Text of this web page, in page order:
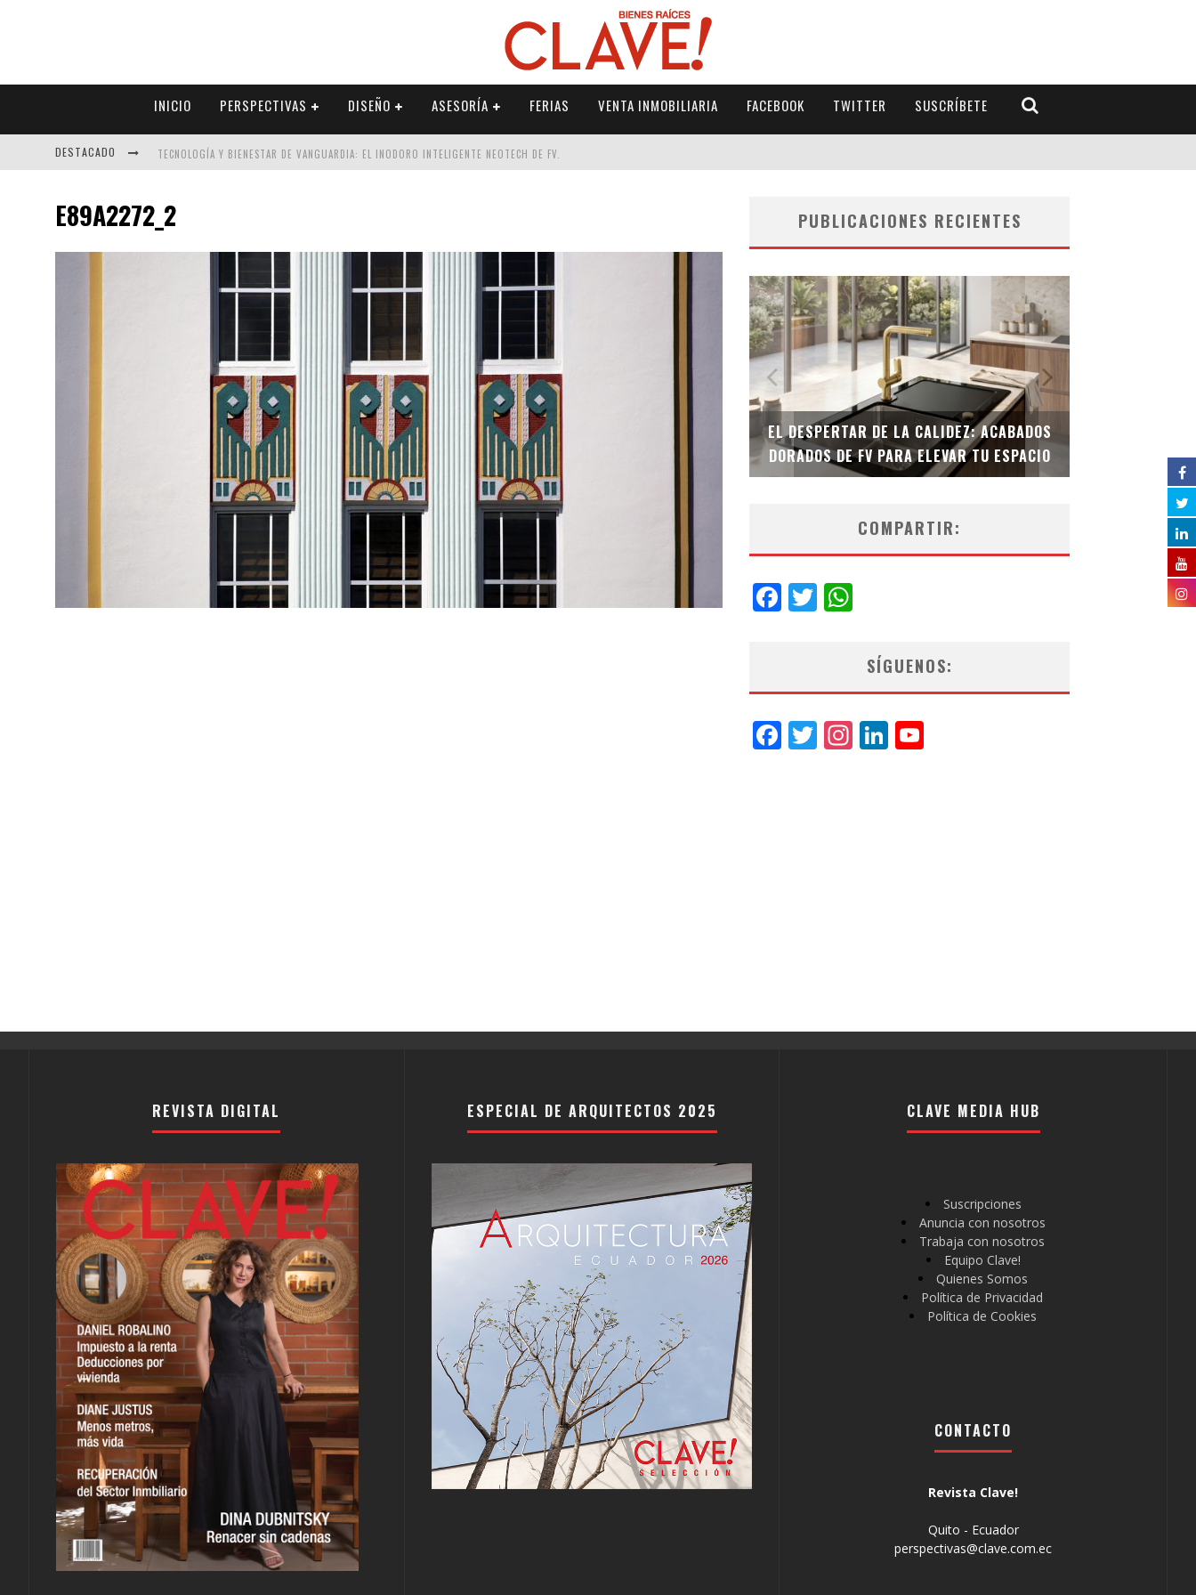
INICIO PERSPECTIVAS DISEÑO ASESORÍA FERIAS VENTA INMOBILIARIA FACEBOOK TWITTER SUSCRÍBETE
DESTACADO TECNOLOGÍA Y BIENESTAR DE VANGUARDIA: EL INODORO INTELIGENTE NEOTECH DE FV.
ALEXANDRA BEDOYA – LA CONSTANCIA DETRÁS DE LA PALETERÍA
E89A2272_2 PUBLICACIONES RECIENTES
SAINT-GOBAIN IMPTEK – XI CONVENCIÓN
INTERNACIONAL
EL DESPERTAR DE LA CALIDEZ: ACABADOS
DORADOS DE FV PARA ELEVAR TU ESPACIO
EL INODORO
COMPARTIR:
Facebook
Twitter
SÍGUENOS:
Facebook
Twitter
Instagram
LinkedIn
REVISTA DIGITAL ESPECIAL DE ARQUITECTOS 2025 CLAVE MEDIA HUB
Suscripciones
Anuncia con nosotros
Trabaja con nosotros
Equipo Clave!
Quienes Somos
Política de Privacidad
Política de Cookies
CONTACTO
Revista Clave!
Quito - Ecuador
perspectivas@clave.com.ec